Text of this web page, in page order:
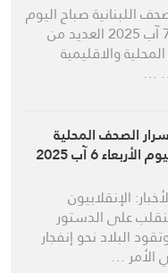
اللبنانية صباح اليوم
الخميس 7 آب 2025 العديد من
والاقليمية
…
الصحف المحلية
6 آب 2025
الإنقلابيون
على الدستور
البلاد نحو إنفجار
الأمر …